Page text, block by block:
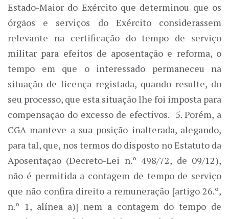
Estado-Maior do Exército que determinou que os
órgãos e serviços do Exército considerassem
relevante na certificação do tempo de serviço
militar para efeitos de aposentação e reforma, o
tempo em que o interessado permaneceu na
situação de licença registada, quando resulte, do
seu processo, que esta situação lhe foi imposta para
compensação do excesso de efectivos. 5. Porém, a
CGA manteve a sua posição inalterada, alegando,
para tal, que, nos termos do disposto no Estatuto da
Aposentação (Decreto-Lei n.º 498/72, de 09/12),
não é permitida a contagem de tempo de serviço
que não confira direito a remuneração [artigo 26.º,
n.º 1, alínea a)] nem a contagem do tempo de